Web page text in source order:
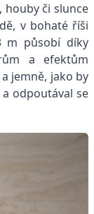
houby či slunce
v bohaté říši
m působí díky
a efektům
jemně, jako by
odpoutával se